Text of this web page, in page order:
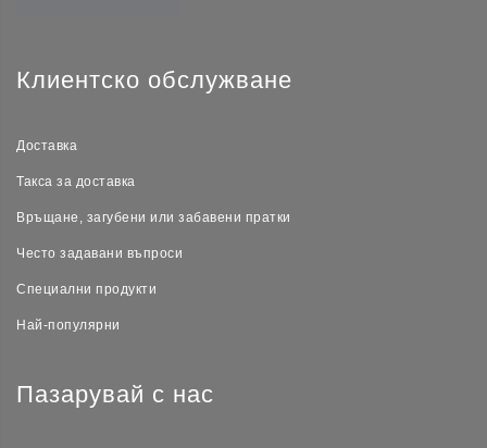
Клиентско обслужване
Доставка
Такса за доставка
Връщане, загубени или забавени пратки
Често задавани въпроси
Специални продукти
Най-популярни
Пазарувай с нас